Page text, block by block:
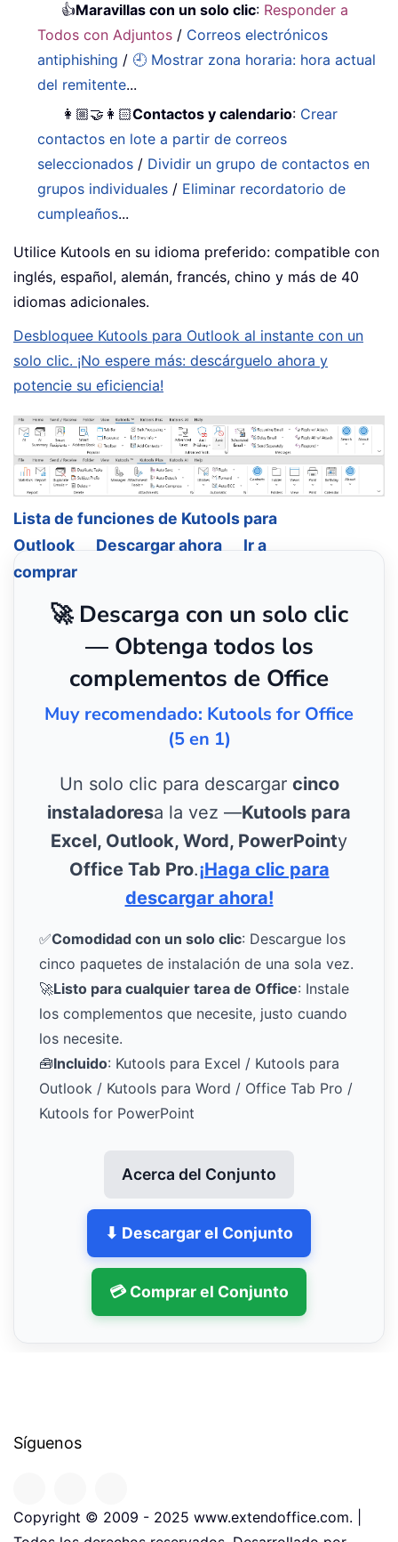
👍Maravillas con un solo clic: Responder a
Todos con Adjuntos / Correos electrónicos
antiphishing / 🕘 Mostrar zona horaria: hora actual
del remitente...
👩🏼‍🤝‍👩🏻Contactos y calendario: Crear
contactos en lote a partir de correos
seleccionados / Dividir un grupo de contactos en
grupos individuales / Eliminar recordatorio de
cumpleaños...
Utilice Kutools en su idioma preferido: compatible con
inglés, español, alemán, francés, chino y más de 40
idiomas adicionales.
Desbloquee Kutools para Outlook al instante con un
solo clic. ¡No espere más: descárguelo ahora y
potencie su eficiencia!
Lista de funciones de Kutools para
Outlook
Descargar ahora
Ir a
comprar
🚀 Descarga con un solo clic
— Obtenga todos los
complementos de Office
Muy recomendado: Kutools for Office
(5 en 1)
Un solo clic para descargar cinco
instaladoresa la vez —Kutools para
Excel, Outlook, Word, PowerPointy
Office Tab Pro.¡Haga clic para
descargar ahora!
✅Comodidad con un solo clic: Descargue los
cinco paquetes de instalación de una sola vez.
🚀Listo para cualquier tarea de Office: Instale
los complementos que necesite, justo cuando
los necesite.
🧰Incluido: Kutools para Excel / Kutools para
Outlook / Kutools para Word / Office Tab Pro /
Kutools for PowerPoint
Acerca del Conjunto
⬇ Descargar el Conjunto
💳 Comprar el Conjunto
Síguenos
Copyright © 2009 - 2025 www.extendoffice.com. |